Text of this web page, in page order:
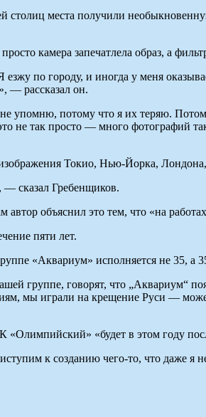
столиц места получили
камера запечатлела образ, а
по городу, и иногда у меня
— рассказал он.
упомню, потому что я их теряю.
не так просто — много фотографий
Токио, Нью-Йорка,
— сказал Гребенщиков.
объяснил это тем, что «на
пяти лет.
«Аквариум» исполняется не 35, а
группе, говорят, что „Аквариум“
мы играли на крещение Руси —
«будет в этом году
к созданию чего-то, что даже